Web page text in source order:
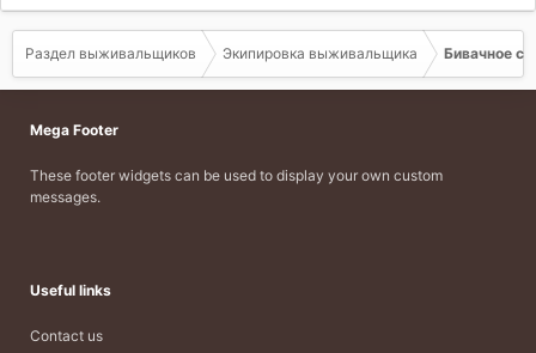
Раздел выживальщиков Экипировка выживальщика Бивачное
Mega Footer
These footer widgets can be used to display your own custom
messages.
Useful links
Contact us